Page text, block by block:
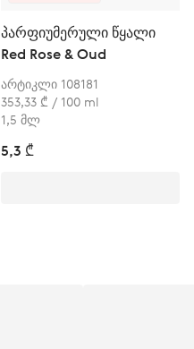
პარფიუმერული წყალი
Red Rose & Oud
არტიკლი 108181
353,33 ₾ / 100 ml
1,5 მლ
5,3 ₾